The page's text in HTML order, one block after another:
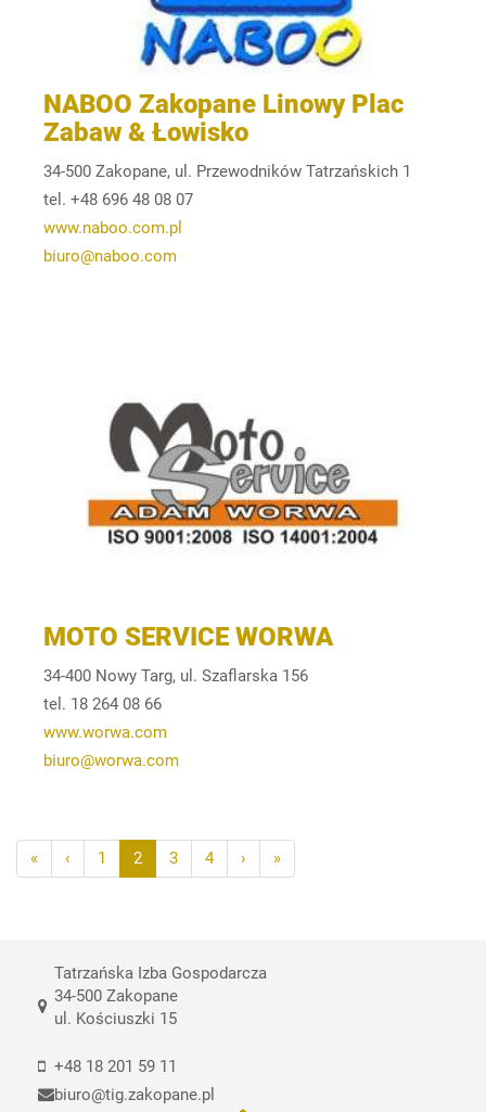
NABOO Zakopane Linowy Plac
Zabaw & Łowisko
34-500 Zakopane, ul. Przewodników Tatrzańskich 1
tel. +48 696 48 08 07
www.naboo.com.pl
biuro@naboo.com
MOTO SERVICE WORWA
34-400 Nowy Targ, ul. Szaflarska 156
tel. 18 264 08 66
www.worwa.com
biuro@worwa.com
« ‹ 1 2 3 4 › »
Tatrzańska Izba Gospodarcza
34-500 Zakopane
ul. Kościuszki 15
+48 18 201 59 11
biuro@tig.zakopane.pl